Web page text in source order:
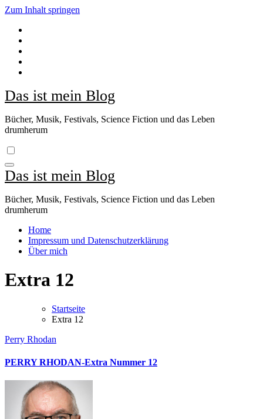
Zum Inhalt springen
Das ist mein Blog
Bücher, Musik, Festivals, Science Fiction und das Leben
drumherum
Das ist mein Blog
Bücher, Musik, Festivals, Science Fiction und das Leben
drumherum
Home
Impressum und Datenschutzerklärung
Über mich
Extra 12
Startseite
Extra 12
Perry Rhodan
PERRY RHODAN-Extra Nummer 12